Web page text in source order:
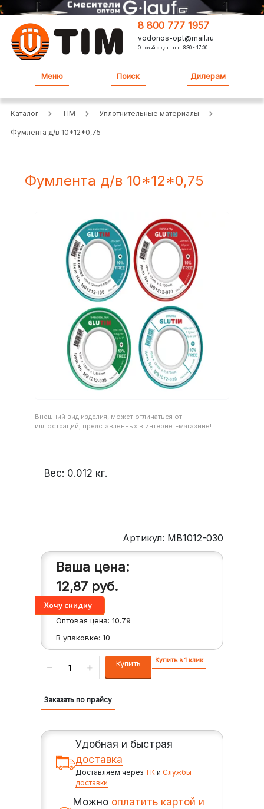
8 800 777 1957
vodonos-opt@mail.ru
Оптовый отдел:пн-пт 8:30 - 17:00
Меню Поиск Дилерам
Каталог TIM Уплотнительные материалы
Фумлента д/в 10*12*0,75
Фумлента д/в 10*12*0,75
Внешний вид изделия, может отличаться от
иллюстраций, представленных в интернет-магазине!
Вес: 0.012 кг.
Артикул: MB1012-030
Ваша цена:
12,87 руб.
Оптовая цена: 10.79
В упаковке: 10
Купить Купить в 1 клик
Заказать по прайсу
Удобная и быстрая
доставка
Доставляем через ТК иСлужбы
доставки
Можно оплатить картой и